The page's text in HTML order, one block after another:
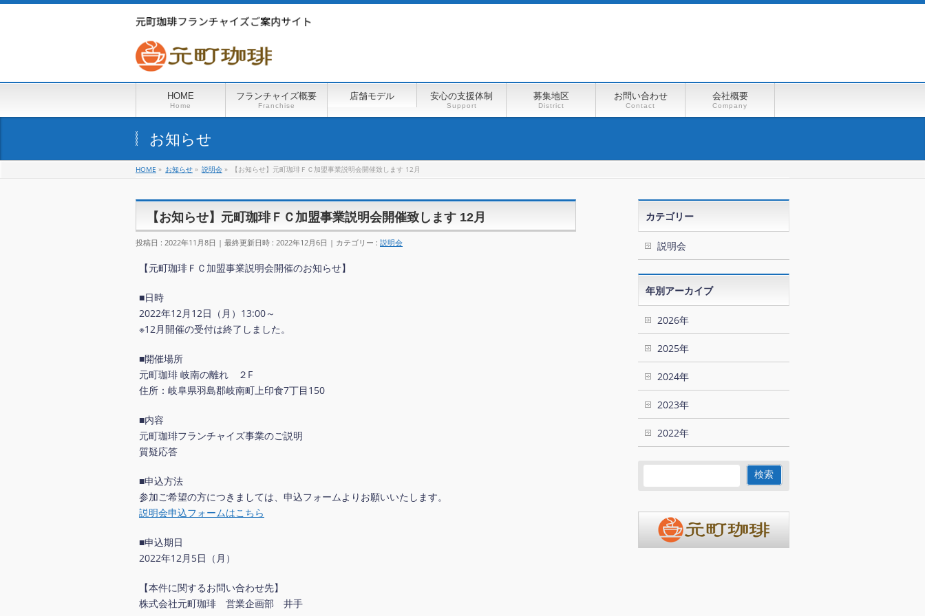
HOME
Home
フランチャイズ概要
Franchise
店舗モデル 安心の支援体制
Support
募集地区
District
お問い合わせ
Contact
会社概要
Company
お知らせ
HOME » お知らせ » 説明会 » 【お知らせ】元町珈琲ＦＣ加盟事業説明会開催致します 12月
【お知らせ】元町珈琲ＦＣ加盟事業説明会開催致します 12月
投稿日 : 2022年11月8日 最終更新日時 : 2022年12月6日 カテゴリー : 説明会
【元町珈琲ＦＣ加盟事業説明会開催のお知らせ】
■日時
2022年12月12日（月）13:00～
※12月開催の受付は終了しました。
■開催場所
元町珈琲 岐南の離れ ２F
住所：岐阜県羽島郡岐南町上印食7丁目150
■内容
元町珈琲フランチャイズ事業のご説明
質疑応答
■申込方法
参加ご希望の方につきましては、申込フォームよりお願いいたします。
説明会申込フォームはこちら
■申込期日
2022年12月5日（月）
【本件に関するお問い合わせ先】
株式会社元町珈琲 営業企画部 井手
カテゴリー
説明会
年別アーカイブ
2026年
2025年
2024年
2023年
2022年